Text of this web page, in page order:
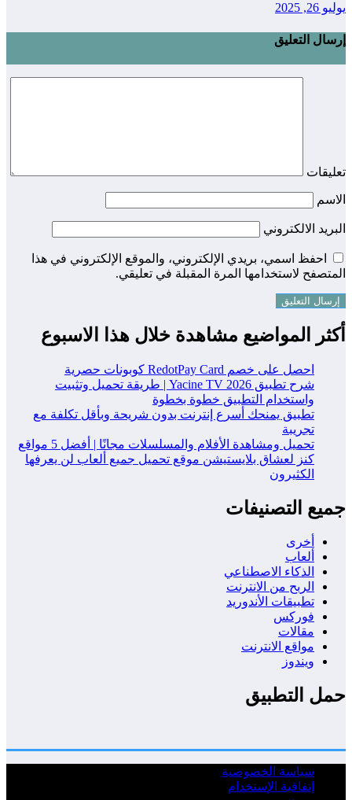
يوليو 26, 2025
إرسال التعليق
تعليقات
الاسم
البريد الالكتروني
احفظ اسمي، بريدي الإلكتروني، والموقع الإلكتروني في هذا
المتصفح لاستخدامها المرة المقبلة في تعليقي.
أكثر المواضيع مشاهدة خلال هذا الاسبوع
احصل على خصم RedotPay Card كوبونات حصرية
شرح تطبيق Yacine TV 2026 | طريقة تحميل وتثبيت
واستخدام التطبيق خطوة بخطوة
تطبيق يمنحك أسرع إنترنت بدون شريحة وبأقل تكلفة مع
تجريبة
تحميل ومشاهدة الأفلام والمسلسلات مجانًا | أفضل 5 مواقع
كنز لعشاق بلايستيشن موقع تحميل جميع ألعاب لن يعرفها
الكثيرون
جميع التصنيفات
أخرى
ألعاب
الذكاء الاصطناعي
الربح من الانترنت
تطبيقات الأندوريد
فوركس
مقالات
مواقع الانترنت
ويندوز
حمل التطبيق
سياسة الخصوصية
إتفاقية الإستخدام